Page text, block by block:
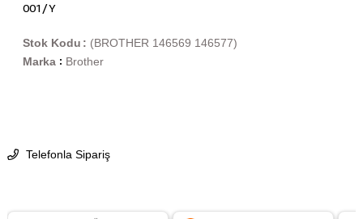
001/Y
(BROTHER 146569 146577)
Stok Kodu
Marka : Brother
Telefonla Sipariş